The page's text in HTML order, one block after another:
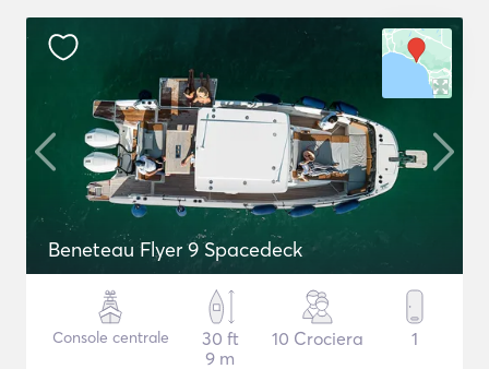
Beneteau Flyer 9 Spacedeck
Console centrale
30 ft
9 m
10 Crociera 1